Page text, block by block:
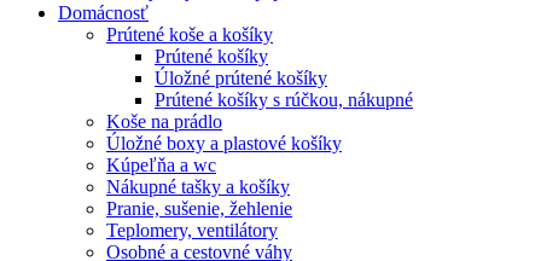
Domácnosť
Prútené koše a košíky
Prútené košíky
Úložné prútené košíky
Prútené košíky s rúčkou, nákupné
Koše na prádlo
Úložné boxy a plastové košíky
Kúpeľňa a wc
Nákupné tašky a košíky
Pranie, sušenie, žehlenie
Teplomery, ventilátory
Osobné a cestovné váhy